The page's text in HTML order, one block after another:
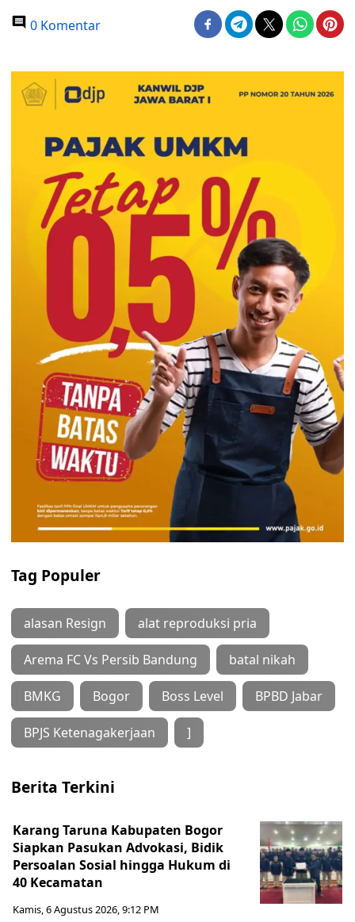
0 Komentar
Tag Populer
alasan Resign alat reproduksi pria
Arema FC Vs Persib Bandung batal nikah
BMKG Bogor Boss Level BPBD Jabar
BPJS Ketenagakerjaan ]
Berita Terkini
Karang Taruna Kabupaten Bogor
Siapkan Pasukan Advokasi, Bidik
Persoalan Sosial hingga Hukum di
40 Kecamatan
Kamis, 6 Agustus 2026, 9:12 PM